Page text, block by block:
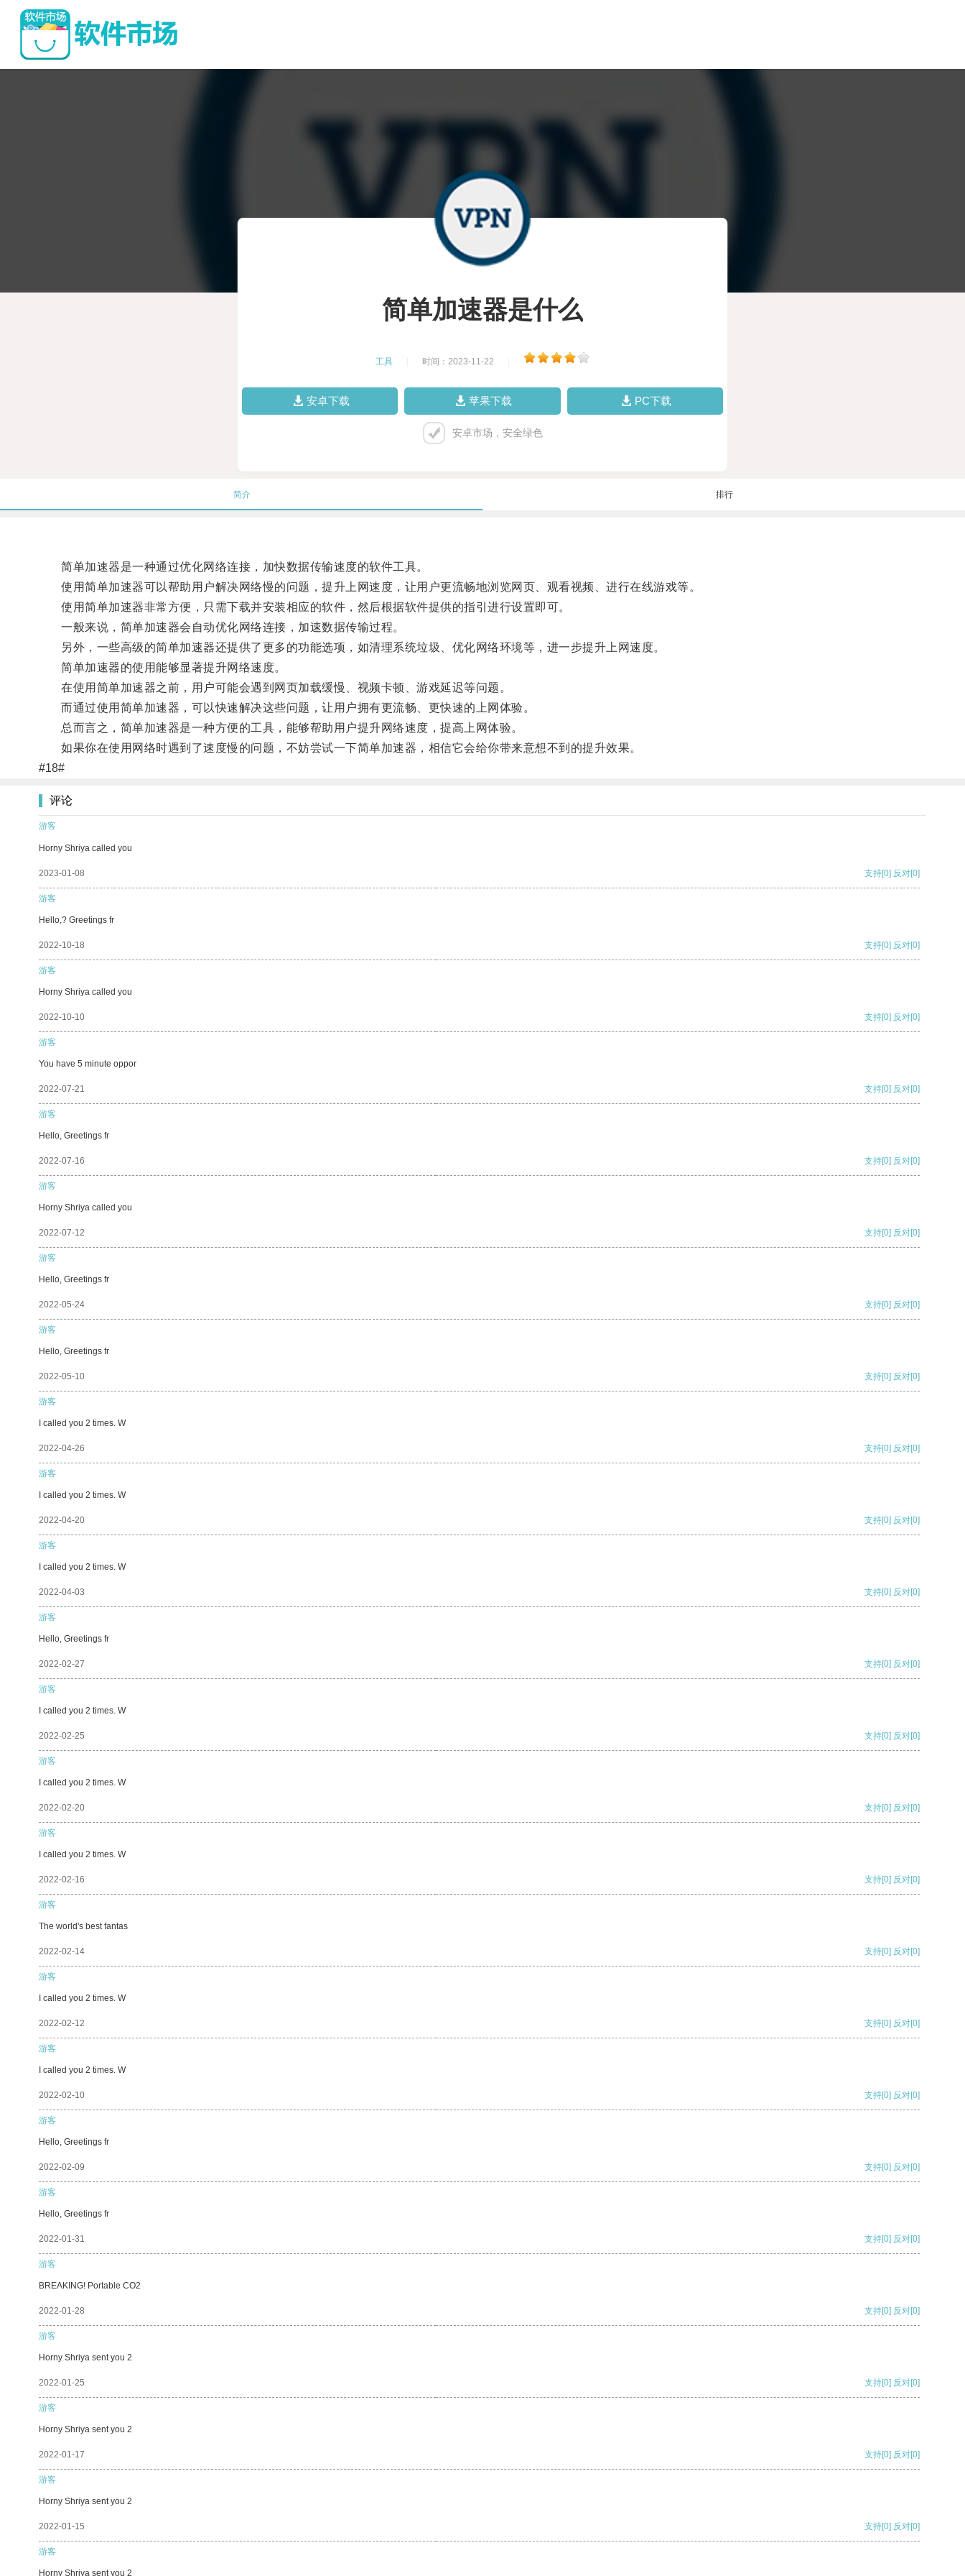
简单加速器是什么
工具 时间：2023-11-22
安卓下载 苹果下载 PC下载
安卓市场，安全绿色
简介 排行
简单加速器是一种通过优化网络连接，加快数据传输速度的软件工具。
使用简单加速器可以帮助用户解决网络慢的问题，提升上网速度，让用户更流畅地浏览网页、观看视频、进行在线游戏等。
使用简单加速器非常方便，只需下载并安装相应的软件，然后根据软件提供的指引进行设置即可。
一般来说，简单加速器会自动优化网络连接，加速数据传输过程。
另外，一些高级的简单加速器还提供了更多的功能选项，如清理系统垃圾、优化网络环境等，进一步提升上网速度。
简单加速器的使用能够显著提升网络速度。
在使用简单加速器之前，用户可能会遇到网页加载缓慢、视频卡顿、游戏延迟等问题。
而通过使用简单加速器，可以快速解决这些问题，让用户拥有更流畅、更快速的上网体验。
总而言之，简单加速器是一种方便的工具，能够帮助用户提升网络速度，提高上网体验。
如果你在使用网络时遇到了速度慢的问题，不妨尝试一下简单加速器，相信它会给你带来意想不到的提升效果。
#18#
评论
游客
Horny Shriya called you
2023-01-08 支持[0] 反对[0]
游客
Hello,? Greetings fr
2022-10-18 支持[0] 反对[0]
游客
Horny Shriya called you
2022-10-10 支持[0] 反对[0]
游客
You have 5 minute oppor
2022-07-21 支持[0] 反对[0]
游客
Hello, Greetings fr
2022-07-16 支持[0] 反对[0]
游客
Horny Shriya called you
2022-07-12 支持[0] 反对[0]
游客
Hello, Greetings fr
2022-05-24 支持[0] 反对[0]
游客
Hello, Greetings fr
2022-05-10 支持[0] 反对[0]
游客
I called you 2 times. W
2022-04-26 支持[0] 反对[0]
游客
I called you 2 times. W
2022-04-20 支持[0] 反对[0]
游客
I called you 2 times. W
2022-04-03 支持[0] 反对[0]
游客
Hello, Greetings fr
2022-02-27 支持[0] 反对[0]
游客
I called you 2 times. W
2022-02-25 支持[0] 反对[0]
游客
I called you 2 times. W
2022-02-20 支持[0] 反对[0]
游客
I called you 2 times. W
2022-02-16 支持[0] 反对[0]
游客
The world's best fantas
2022-02-14 支持[0] 反对[0]
游客
I called you 2 times. W
2022-02-12 支持[0] 反对[0]
游客
I called you 2 times. W
2022-02-10 支持[0] 反对[0]
游客
Hello, Greetings fr
2022-02-09 支持[0] 反对[0]
游客
Hello, Greetings fr
2022-01-31 支持[0] 反对[0]
游客
BREAKING! Portable CO2
2022-01-28 支持[0] 反对[0]
游客
Horny Shriya sent you 2
2022-01-25 支持[0] 反对[0]
游客
Horny Shriya sent you 2
2022-01-17 支持[0] 反对[0]
游客
Horny Shriya sent you 2
2022-01-15 支持[0] 反对[0]
游客
Horny Shriya sent you 2